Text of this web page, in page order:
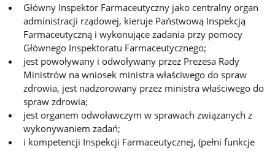
Główny Inspektor Farmaceutyczny jako centralny organ
administracji rządowej, kieruje Państwową Inspekcją
Farmaceutyczną i wykonujące zadania przy pomocy
Głównego Inspektoratu Farmaceutycznego;
jest powoływany i odwoływany przez Prezesa Rady
Ministrów na wniosek ministra właściwego do spraw
zdrowia, jest nadzorowany przez ministra właściwego do
spraw zdrowia;
jest organem odwoławczym w sprawach związanych z
wykonywaniem zadań;
i kompetencji Inspekcji Farmaceutycznej, (pełni funkcje